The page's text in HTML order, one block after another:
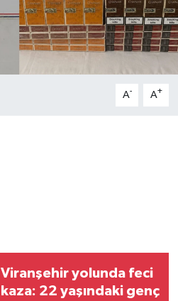
A- A+
Viranşehir yolunda feci
kaza: 22 yaşındaki genç